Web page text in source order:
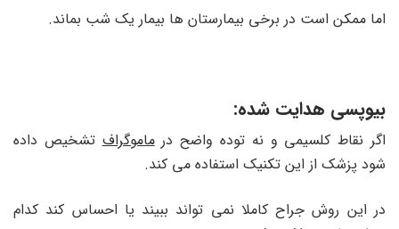
اما ممکن است در برخی بیمارستان ها بیمار یک شب بماند.
بیوپسی هدایت شده:
اگر نقاط کلسیمی و نه توده واضح درماموگرافتشخیص داده
شود پزشک از این تکنیک استفاده می کند.
در این روش جراح کاملا نمی تواند ببیند یا احساس کند کدام